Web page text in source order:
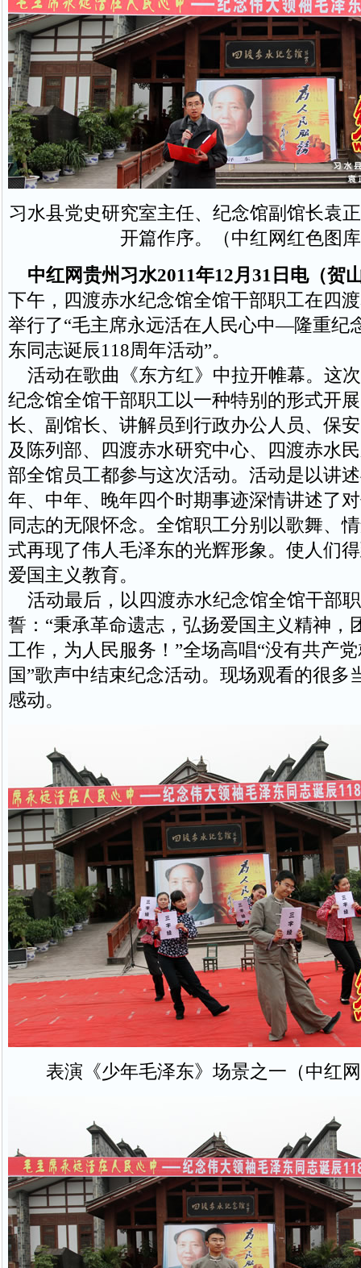
习水县党史研究室主任、纪念馆副馆长袁
开篇作序。（中红网红色图
中红网贵州习水2011年12月31日电（贺
下午，四渡赤水纪念馆全馆干部职工在四
举行了“毛主席永远活在人民心中—隆重纪
东同志诞辰118周年活动”。
活动在歌曲《东方红》中拉开帷幕。这
纪念馆全馆干部职工以一种特别的形式开
长、副馆长、讲解员到行政办公人员、保
及陈列部、四渡赤水研究中心、四渡赤水
部全馆员工都参与这次活动。活动是以讲
年、中年、晚年四个时期事迹深情讲述了
同志的无限怀念。全馆职工分别以歌舞、
式再现了伟人毛泽东的光辉形象。使人们
爱国主义教育。
活动最后，以四渡赤水纪念馆全馆干部
誓：“秉承革命遗志，弘扬爱国主义精神，
工作，为人民服务！”全场高唱“没有共产
国”歌声中结束纪念活动。现场观看的很多
感动。
表演《少年毛泽东》场景之一（中红